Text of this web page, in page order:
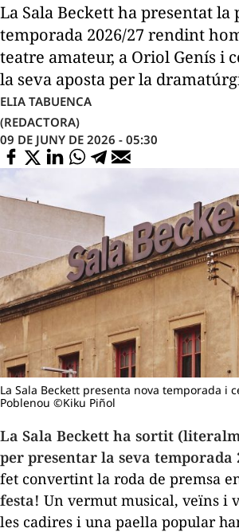
La Sala Beckett ha presentat la
temporada 2026/27 rendint
teatre amateur, a Oriol Genís i
la seva aposta per la
ELIA TABUENCA
(REDACTORA)
09 DE JUNY DE 2026 - 05:30
La Sala Beckett presenta nova temporada i
Poblenou ©Kiku Piñol
La Sala Beckett ha sortit
per presentar la seva temporada
fet convertint la roda de premsa
festa! Un vermut musical, veïns i
les cadires i una paella popular